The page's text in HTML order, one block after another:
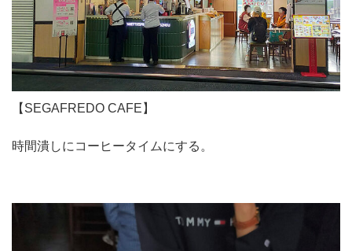
【SEGAFREDO CAFE】
時間潰しにコーヒータイムにする。